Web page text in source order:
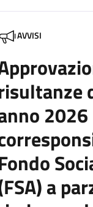
AVVISI
a